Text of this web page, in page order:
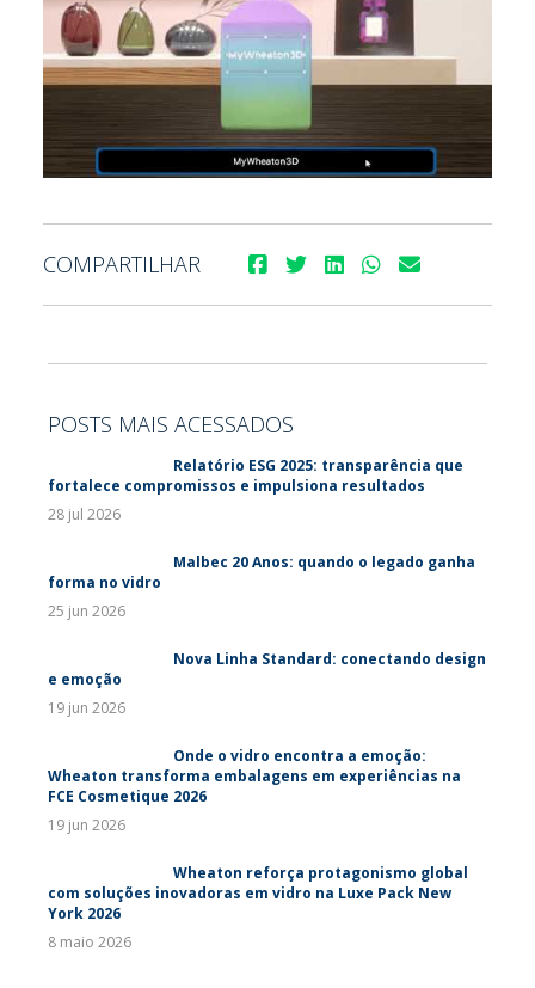
COMPARTILHAR
POSTS MAIS ACESSADOS
Relatório ESG 2025: transparência que
fortalece compromissos e impulsiona resultados
28 jul 2026
Malbec 20 Anos: quando o legado ganha
forma no vidro
25 jun 2026
Nova Linha Standard: conectando design
e emoção
19 jun 2026
Onde o vidro encontra a emoção:
Wheaton transforma embalagens em experiências na
FCE Cosmetique 2026
19 jun 2026
Wheaton reforça protagonismo global
com soluções inovadoras em vidro na Luxe Pack New
York 2026
8 maio 2026